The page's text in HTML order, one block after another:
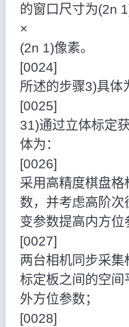
的窗口尺寸为(2n
×
(2n 1)像素。
[0024]
所述的步骤3)具体
[0025]
31)通过立体标定
体为：
[0026]
采用高精度棋盘
数，并考虑高阶
变参数提高内方位
[0027]
两台相机同步采集
标定板之间的空间
外方位参数；
[0028]